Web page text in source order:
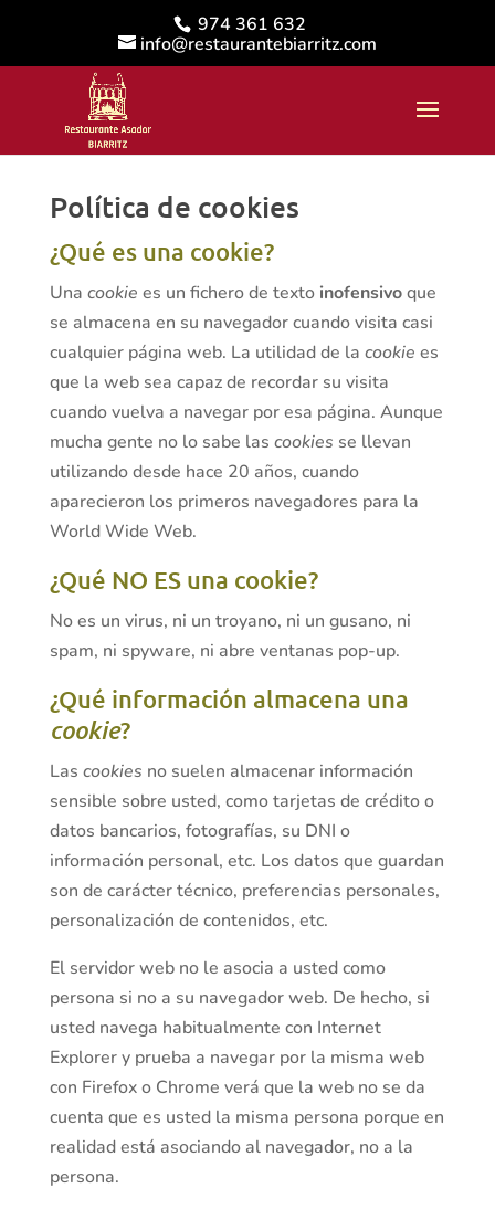
974 361 632
info@restaurantebiarritz.com
Política de cookies
¿Qué es una cookie?
Una cookie es un fichero de texto inofensivoque
se almacena en su navegador cuando visita casi
cualquier página web. La utilidad de la cookie es
que la web sea capaz de recordar su visita
cuando vuelva a navegar por esa página. Aunque
mucha gente no lo sabe las cookies se llevan
utilizando desde hace 20 años, cuando
aparecieron los primeros navegadores para la
World Wide Web.
¿Qué NO ES una cookie?
No es un virus, ni un troyano, ni un gusano, ni
spam, ni spyware, ni abre ventanas pop-up.
¿Qué información almacena una
cookie?
Las cookies no suelen almacenar información
sensible sobre usted, como tarjetas de crédito o
datos bancarios, fotografías, su DNI o
información personal, etc. Los datos que guardan
son de carácter técnico, preferencias personales,
personalización de contenidos, etc.
El servidor web no le asocia a usted como
persona si no a su navegador web. De hecho, si
usted navega habitualmente con Internet
Explorer y prueba a navegar por la misma web
con Firefox o Chrome verá que la web no se da
cuenta que es usted la misma persona porque en
realidad está asociando al navegador, no a la
persona.